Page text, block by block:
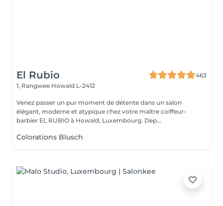
El Rubio
463
1, Rangwee Howald L-2412
Venez passer un pur moment de détente dans un salon
élégant, moderne et atypique chez votre maître coiffeur-
barbier EL RUBIO à Howald, Luxembourg. Dep...
Colorations Blusch